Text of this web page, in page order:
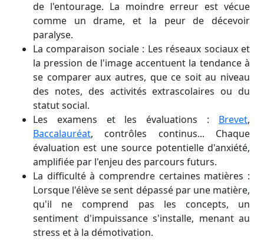
de l'entourage. La moindre erreur est vécue
comme un drame, et la peur de décevoir
paralyse.
La comparaison sociale : Les réseaux sociaux et
la pression de l'image accentuent la tendance à
se comparer aux autres, que ce soit au niveau
des notes, des activités extrascolaires ou du
statut social.
Les examens et les évaluations : Brevet,
Baccalauréat, contrôles continus... Chaque
évaluation est une source potentielle d'anxiété,
amplifiée par l'enjeu des parcours futurs.
La difficulté à comprendre certaines matières :
Lorsque l'élève se sent dépassé par une matière,
qu'il ne comprend pas les concepts, un
sentiment d'impuissance s'installe, menant au
stress et à la démotivation.